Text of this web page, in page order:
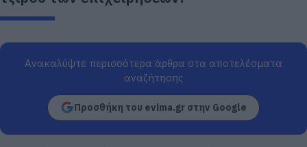
Ανακαλύψτε περισσότερα άρθρα στα αποτελέσματα
αναζήτησης
Προσθήκη του evima.gr στην Google